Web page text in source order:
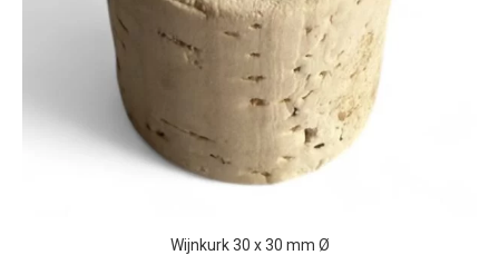
Wijnkurk 30 x 30 mm Ø